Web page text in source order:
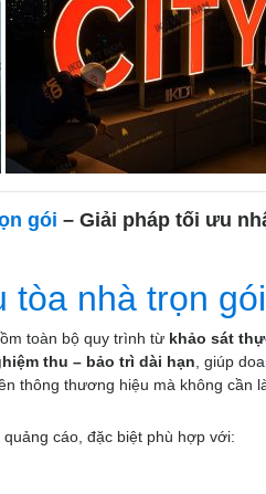
gói – Giải pháp tối ưu
tòa nhà trọn
toàn bộ quy trình từ khảo sát
thu – bảo trì dài hạn , giúp
thông thương hiệu mà không cần
cáo, đặc biệt phù hợp với: